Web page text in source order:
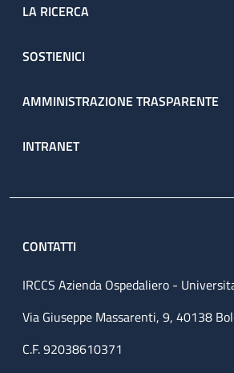
LA RICERCA
SOSTIENICI
AMMINISTRAZIONE TRASPARENTE
INTRANET
CONTATTI
IRCCS Azienda Ospedaliero -
Via Giuseppe Massarenti, 9, 40138
C.F. 92038610371